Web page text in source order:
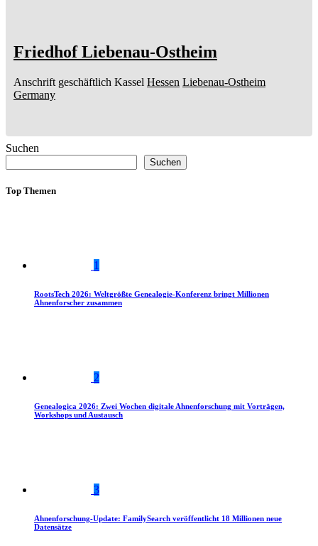
Friedhof Liebenau-Ostheim
Anschrift geschäftlich Kassel Hessen Liebenau-Ostheim
Germany
Suchen
Suchen
Top Themen
1
RootsTech 2026: Weltgrößte Genealogie-Konferenz bringt Millionen
Ahnenforscher zusammen
2
Genealogica 2026: Zwei Wochen digitale Ahnenforschung mit Vorträgen,
Workshops und Austausch
3
Ahnenforschung-Update: FamilySearch veröffentlicht 18 Millionen neue
Datensätze